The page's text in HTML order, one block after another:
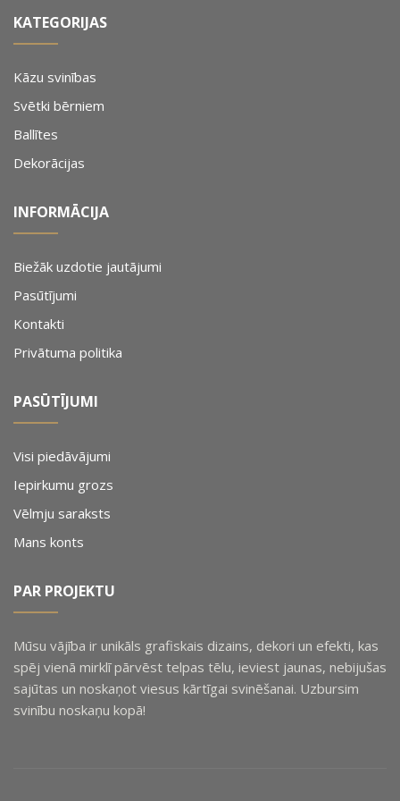
KATEGORIJAS
Kāzu svinības
Svētki bērniem
Ballītes
Dekorācijas
INFORMĀCIJA
Biežāk uzdotie jautājumi
Pasūtījumi
Kontakti
Privātuma politika
PASŪTĪJUMI
Visi piedāvājumi
Iepirkumu grozs
Vēlmju saraksts
Mans konts
PAR PROJEKTU
Mūsu vājība ir unikāls grafiskais dizains, dekori un efekti, kas
spēj vienā mirklī pārvēst telpas tēlu, ieviest jaunas, nebijušas
sajūtas un noskaņot viesus kārtīgai svinēšanai. Uzbursim
svinību noskaņu kopā!